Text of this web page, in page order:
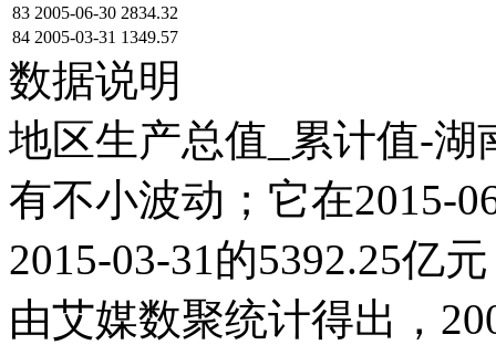
83 2005-06-30 2834.32
84 2005-03-31 1349.57
数据说明
地区生产总值_累计值-湖
有不小波动；它在2015-
2015-03-31的5392.25亿
由艾媒数聚统计得出，